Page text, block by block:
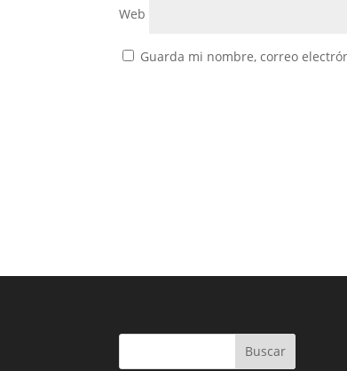
Web
Guarda mi nombre, correo
Buscar